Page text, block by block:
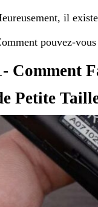
il
pouvez-
Comment
Petite